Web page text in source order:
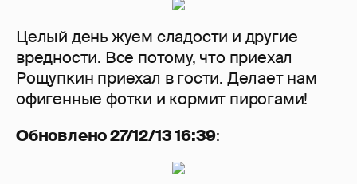
Целый день жуем сладости и другие
вредности. Все потому, что приехал
Рощупкин приехал в гости. Делает нам
офигенные фотки и кормит пирогами!
Обновлено 27/12/13 16:39: